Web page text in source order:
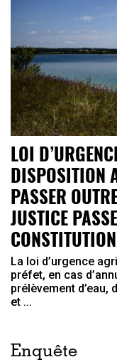
LOI
DISPOSITION
PASSER
JUSTICE
La loi d’urgence
préfet, en cas
prélèvement
et ...
Enquête